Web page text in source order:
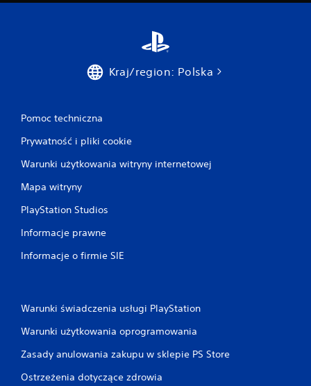
Kraj/region: Polska
Pomoc techniczna
Prywatność i pliki cookie
Warunki użytkowania witryny internetowej
Mapa witryny
PlayStation Studios
Informacje prawne
Informacje o firmie SIE
Warunki świadczenia usługi PlayStation
Warunki użytkowania oprogramowania
Zasady anulowania zakupu w sklepie PS Store
Ostrzeżenia dotyczące zdrowia